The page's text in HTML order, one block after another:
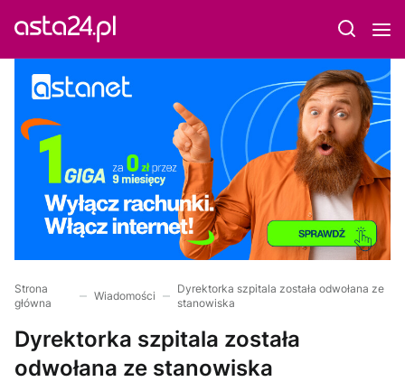
Strona
główna
Wiadomości
Dyrektorka szpitala została odwołana ze
stanowiska
Dyrektorka szpitala została
odwołana ze stanowiska